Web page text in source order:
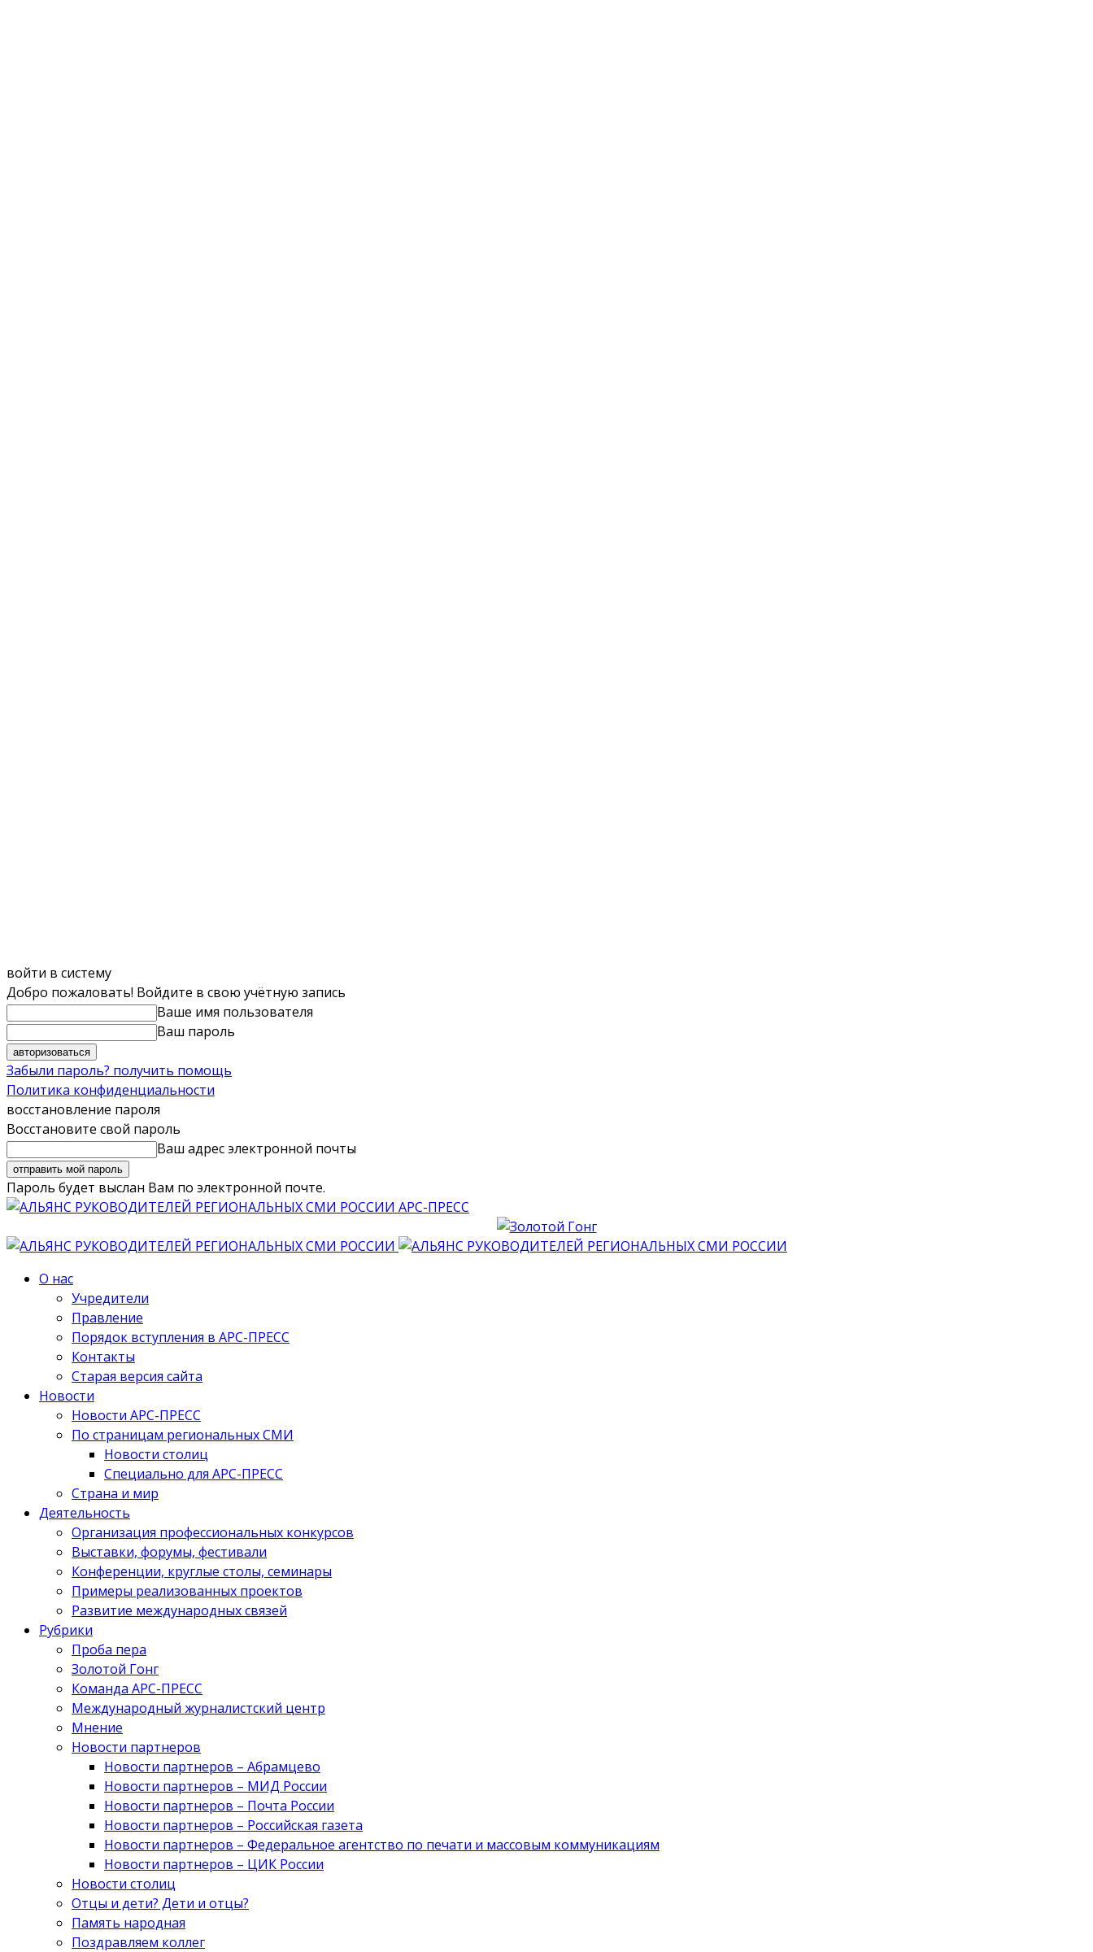
войти в систему
Добро пожаловать! Войдите в свою учётную запись
Ваше имя пользователя
Ваш пароль
Забыли пароль? получить помощь
Политика конфиденциальности
восстановление пароля
Восстановите свой пароль
Ваш адрес электронной почты
Пароль будет выслан Вам по электронной почте.
АРС-ПРЕСС
О нас
Учредители
Правление
Порядок вступления в АРС-ПРЕСС
Контакты
Старая версия сайта
Новости
Новости АРС-ПРЕСС
По страницам региональных СМИ
Новости столиц
Специально для АРС-ПРЕСС
Страна и мир
Деятельность
Организация профессиональных конкурсов
Выставки, форумы, фестивали
Конференции, круглые столы, семинары
Примеры реализованных проектов
Развитие международных связей
Рубрики
Проба пера
Золотой Гонг
Команда АРС-ПРЕСС
Международный журналистский центр
Мнение
Новости партнеров
Новости партнеров – Абрамцево
Новости партнеров – МИД России
Новости партнеров – Почта России
Новости партнеров – Российская газета
Новости партнеров – Федеральное агентство по печати и массовым коммуникациям
Новости партнеров – ЦИК России
Новости столиц
Отцы и дети? Дети и отцы?
Память народная
Поздравляем коллег